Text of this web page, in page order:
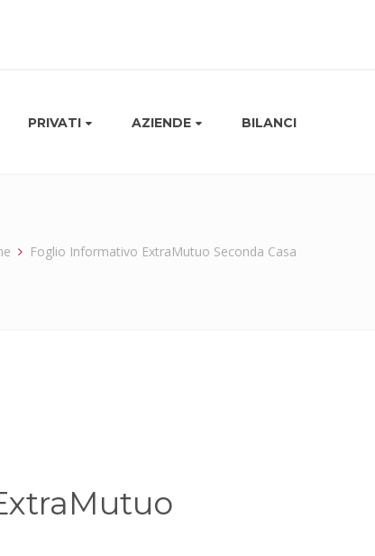
PRIVATI AZIENDE BILANCI
Foglio Informativo ExtraMutuo Seconda Casa